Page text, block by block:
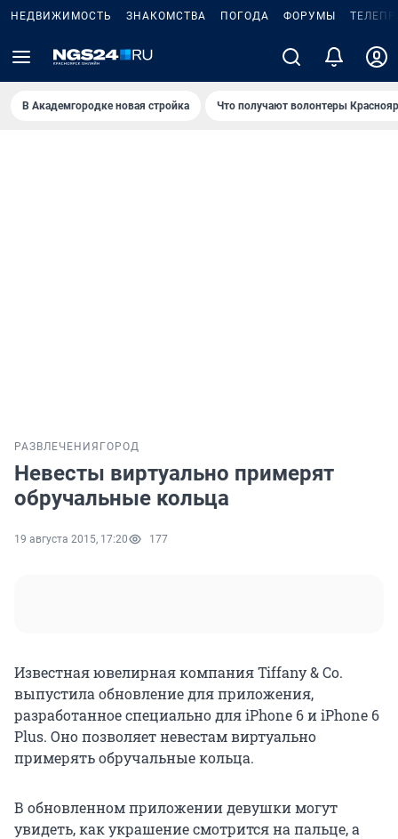
НЕДВИЖИМОСТЬ ЗНАКОМСТВА ПОГОДА ФОРУМЫ
В Академгородке новая стройка Что получают волонтеры
РАЗВЛЕЧЕНИЯ ГОРОД
Невесты виртуально примерят
обручальные кольца
19 августа 2015, 17:20 177
Известная ювелирная компания Tiffany & Co.
выпустила обновление для приложения,
разработанное специально для iPhone 6 и iPhone 6
Plus. Оно позволяет невестам виртуально
примерять обручальные кольца.
В обновленном приложении девушки могут
увидеть, как украшение смотрится на пальце, а